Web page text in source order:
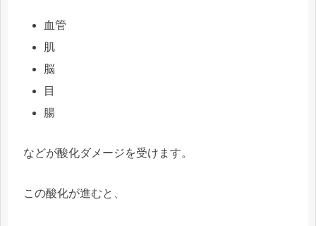
血管
肌
脳
目
腸
などが酸化ダメージを受けます。
この酸化が進むと、